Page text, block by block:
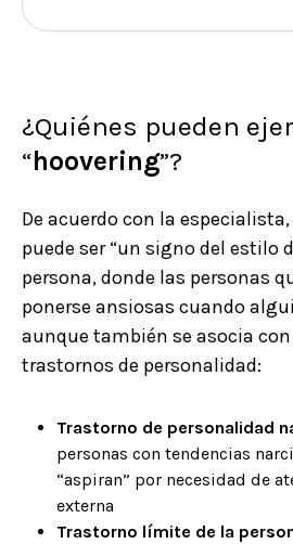
¿Quiénes pueden
“hoovering”?
De acuerdo con la especialista,
puede ser “un signo del estilo
persona, donde las personas
ponerse ansiosas cuando
aunque también se asocia
trastornos de personalidad:
Trastorno de personalidad
personas con tendencias
“aspiran” por necesidad de
externa
Trastorno límite de la